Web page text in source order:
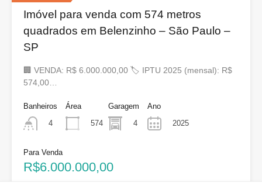
Imóvel para venda com 574 metros
quadrados em Belenzinho – São Paulo –
SP
🏢 VENDA: R$ 6.000.000,00 🏷 IPTU 2025 (mensal): R$
574,00…
Banheiros
4
Área
574
Garagem
4
Ano
2025
Para Venda
R$6.000.000,00